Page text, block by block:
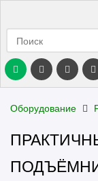
Оборудование